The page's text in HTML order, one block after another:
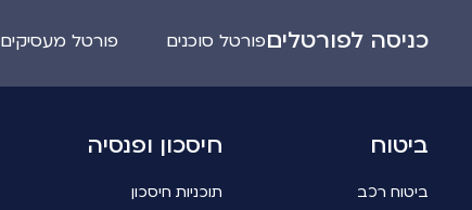
כניסה לפורטליםפורטל סוכנים פורטל מעסיקים
ביטוח
ביטוח רכב
חיסכון ופנסיה
תוכניות חיסכון